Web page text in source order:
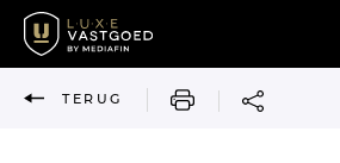
TERUG AFDRUKKEN